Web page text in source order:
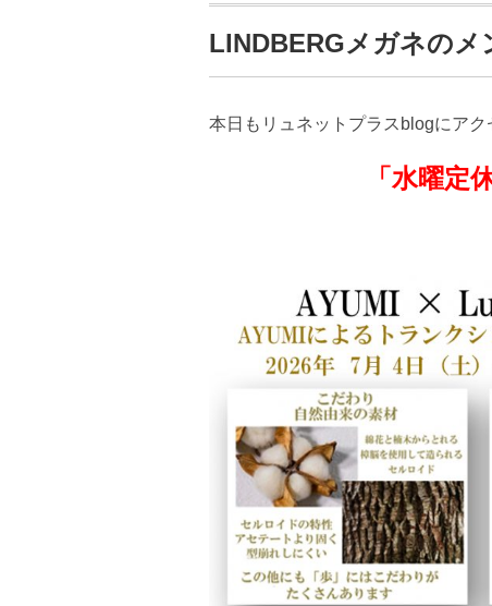
LINDBERGメガネのメ
本日もリュネットプラスblogにアク
「水曜定休